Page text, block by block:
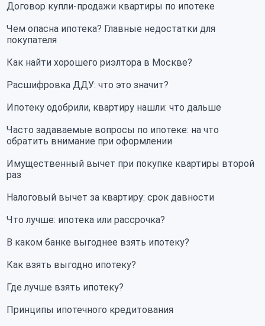
Договор купли-продажи квартиры по ипотеке
Чем опасна ипотека? Главные недостатки для
покупателя
Как найти хорошего риэлтора в Москве?
Расшифровка ДДУ: что это значит?
Ипотеку одобрили, квартиру нашли: что дальше
Часто задаваемые вопросы по ипотеке: на что
обратить внимание при оформлении
Имущественный вычет при покупке квартиры второй
раз
Налоговый вычет за квартиру: срок давности
Что лучше: ипотека или рассрочка?
В каком банке выгоднее взять ипотеку?
Как взять выгодно ипотеку?
Где лучше взять ипотеку?
Принципы ипотечного кредитования